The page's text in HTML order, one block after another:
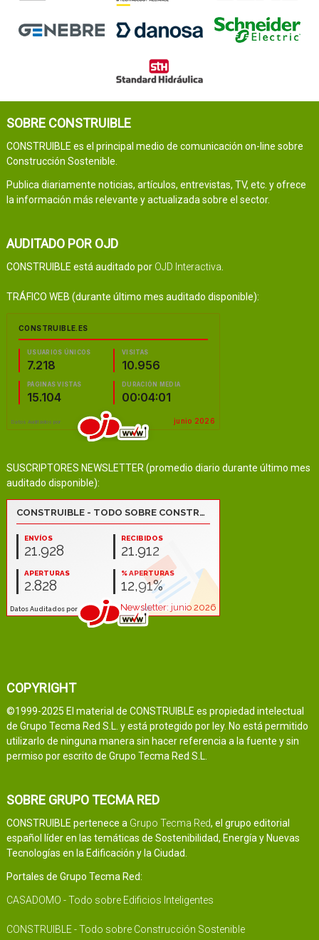
SOBRE CONSTRUIBLE
CONSTRUIBLE es el principal medio de comunicación on-line sobre
Construcción Sostenible.
Publica diariamente noticias, artículos, entrevistas, TV, etc. y ofrece
la información más relevante y actualizada sobre el sector.
AUDITADO POR OJD
CONSTRUIBLE está auditado por OJD Interactiva
TRÁFICO WEB (durante último mes auditado disponible):
SUSCRIPTORES NEWSLETTER (promedio diario durante último mes
auditado disponible):
COPYRIGHT
©1999-2025 El material de CONSTRUIBLE es propiedad intelectual
de Grupo Tecma Red S.L. y está protegido por ley. No está permitido
utilizarlo de ninguna manera sin hacer referencia a la fuente y sin
permiso por escrito de Grupo Tecma Red S.L.
SOBRE GRUPO TECMA RED
CONSTRUIBLE pertenece a Grupo Tecma Red, el grupo editorial
español líder en las temáticas de Sostenibilidad, Energía y Nuevas
Tecnologías en la Edificación y la Ciudad.
Portales de Grupo Tecma Red:
CASADOMO - Todo sobre Edificios Inteligentes
CONSTRUIBLE - Todo sobre Construcción Sostenible